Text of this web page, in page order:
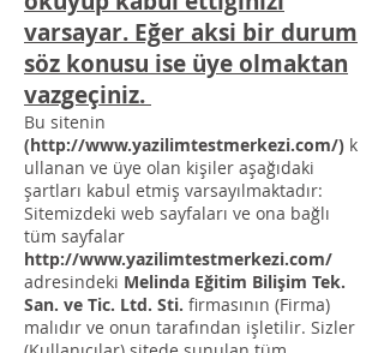
varsayar. Eğer aksi bir durum
söz konusu ise üye olmaktan
vazgeçiniz.
Bu sitenin
(http://www.yazilimtestmerkezi.com/) k
ullanan ve üye olan kişiler aşağıdaki
şartları kabul etmiş varsayılmaktadır:
Sitemizdeki web sayfaları ve ona bağlı
tüm sayfalar
http://www.yazilimtestmerkezi.com/
adresindeki Melinda Eğitim Bilişim Tek.
San. ve Tic. Ltd. Sti. firmasının (Firma)
malıdır ve onun tarafından işletilir. Sizler